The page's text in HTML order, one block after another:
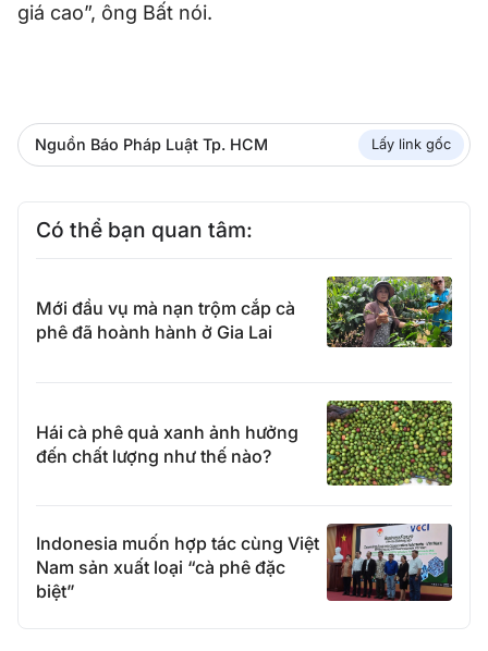
giá cao”, ông Bất nói.
Nguồn Báo Pháp Luật Tp. HCM Lấy link gốc
Có thể bạn quan tâm:
Mới đầu vụ mà nạn trộm cắp cà
phê đã hoành hành ở Gia Lai
Hái cà phê quả xanh ảnh hưởng
đến chất lượng như thế nào?
Indonesia muốn hợp tác cùng Việt
Nam sản xuất loại “cà phê đặc
biệt”